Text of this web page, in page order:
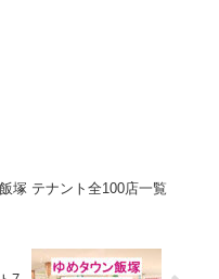
塚 テナント全100店一覧